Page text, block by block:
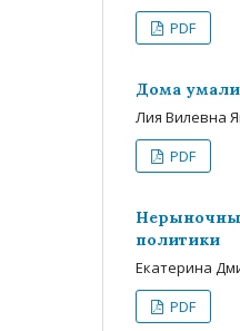
PDF
Дома
Лия Вилевна
PDF
политики
Екатерина
PDF